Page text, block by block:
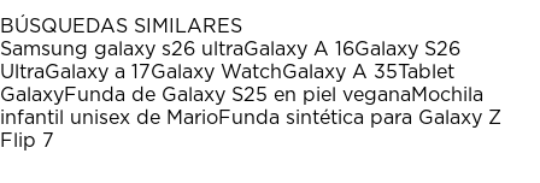
1
estrella
Esta
acción
abrirá
el
formulario
estrellas.
Esta
acción
abrirá
el
estrellas.
Esta
acción
abrirá
el
estrellas.
Esta
acción
abrirá
el
estrellas.
Esta
acción
abrirá
el
BÚSQUEDAS SIMILARES
Samsung galaxy s26 ultraGalaxy A 16Galaxy S26
UltraGalaxy a 17Galaxy WatchGalaxy A 35Tablet
GalaxyFunda de Galaxy S25 en piel veganaMochila
infantil unisex de MarioFunda sintética para Galaxy Z
Flip 7